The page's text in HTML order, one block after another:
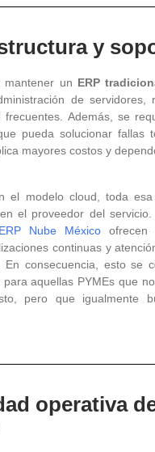
y
mantener un ERP
de servidores,
Además, se
pueda solucionar fallas
mayores costos y
el modelo cloud, toda esa
el proveedor del
ERP Nube México ofrecen
continuas y
En consecuencia, esto se
aquellas PYMEs que
pero que igualmente
operativa